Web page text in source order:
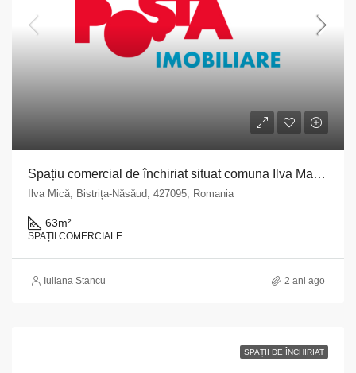
Spațiu comercial de închiriat situat comuna Ilva Mare, str. Principală, nr. 251, județul Bistrița Năsăud
Ilva Mică, Bistrița-Năsăud, 427095, Romania
63m²
SPAȚII COMERCIALE
Iuliana Stancu 2 ani ago
SPAȚII DE ÎNCHIRIAT